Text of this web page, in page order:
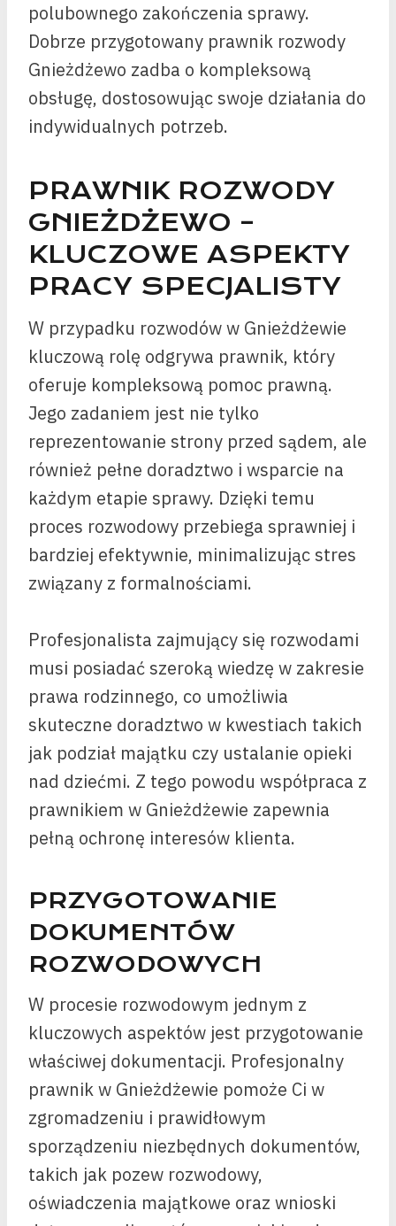
polubownego zakończenia sprawy.
Dobrze przygotowany prawnik rozwody
Gnieżdżewo zadba o kompleksową
obsługę, dostosowując swoje działania do
indywidualnych potrzeb.
PRAWNIK ROZWODY
GNIEŻDŻEWO –
KLUCZOWE ASPEKTY
PRACY SPECJALISTY
W przypadku rozwodów w Gnieżdżewie
kluczową rolę odgrywa prawnik, który
oferuje kompleksową pomoc prawną.
Jego zadaniem jest nie tylko
reprezentowanie strony przed sądem, ale
również pełne doradztwo i wsparcie na
każdym etapie sprawy. Dzięki temu
proces rozwodowy przebiega sprawniej i
bardziej efektywnie, minimalizując stres
związany z formalnościami.
Profesjonalista zajmujący się rozwodami
musi posiadać szeroką wiedzę w zakresie
prawa rodzinnego, co umożliwia
skuteczne doradztwo w kwestiach takich
jak podział majątku czy ustalanie opieki
nad dziećmi. Z tego powodu współpraca z
prawnikiem w Gnieżdżewie zapewnia
pełną ochronę interesów klienta.
PRZYGOTOWANIE
DOKUMENTÓW
ROZWODOWYCH
W procesie rozwodowym jednym z
kluczowych aspektów jest przygotowanie
właściwej dokumentacji. Profesjonalny
prawnik w Gnieżdżewie pomoże Ci w
zgromadzeniu i prawidłowym
sporządzeniu niezbędnych dokumentów,
takich jak pozew rozwodowy,
oświadczenia majątkowe oraz wnioski